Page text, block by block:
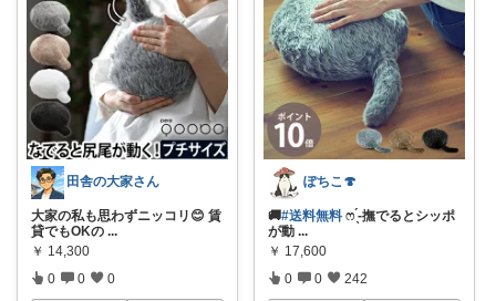
田舎の大家さん
大家の私も思わずニッコリ😊 賃
貸でもOKの ...
￥ 14,300
0 0 0
ぽちこ🍄
🚚#送料無料 ෆ ̖́-撫でるとシッポ
が動 ...
￥ 17,600
0 0 242